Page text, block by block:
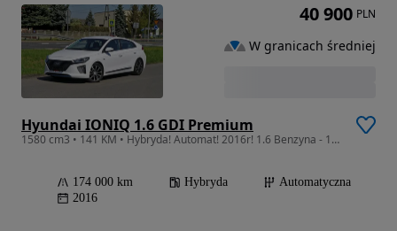
Hyundai IONIQ 1.6 GDI Premium
1580 cm3 • 141 KM • Hybryda! Automat! 2016r! 1.6 Benzyna - 105KM!
174 000 km Hybryda
Automatyczna
2016
40 900 PLN
W granicach średniej